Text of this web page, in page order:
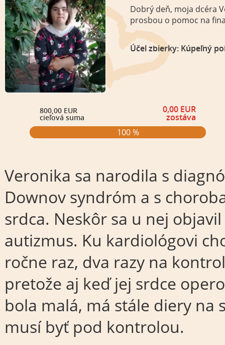
Dobrý deň, moja dcéra
prosbou o pomoc na
Účel zbierky: Kúpeľný
800,00 EUR
cieľová suma
0,00 EUR
zostáva
100 %
Veronika sa narodila s
Downov syndróm a s
srdca. Neskôr sa u nej objavil
autizmus. Ku kardiológovi
ročne raz, dva razy na
pretože aj keď jej srdce
bola malá, má stále diery na
musí byť pod kontrolou.